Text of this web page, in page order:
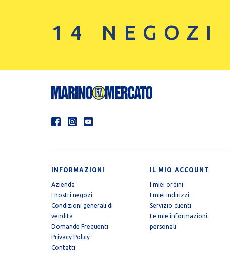
14
INFORMAZIONI
Azienda
I nostri negozi
Condizioni generali di
vendita
Domande Frequenti
Privacy Policy
Contatti
IL MIO ACCOUNT
I miei ordini
I miei indirizzi
Servizio clienti
Le mie informazioni
personali